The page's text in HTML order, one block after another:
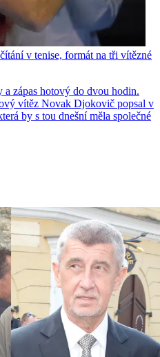
v tenise, formát na tři vítězné
a zápas hotový do dvou hodin.
vítěz Novak Djokovič popsal v
by s tou dnešní měla společné